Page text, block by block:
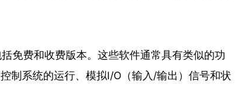
免费和收费版本。这些软件通常具有类似的功
制系统的运行、模拟I/O（输入/输出）信号和状